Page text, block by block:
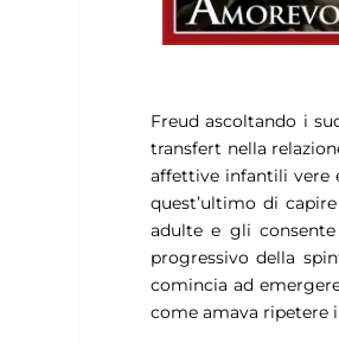
Freud ascoltando i
transfert nella
affettive infantili vere
quest’ultimo di
adulte e gli consente
progressivo della
comincia ad
come amava ripetere